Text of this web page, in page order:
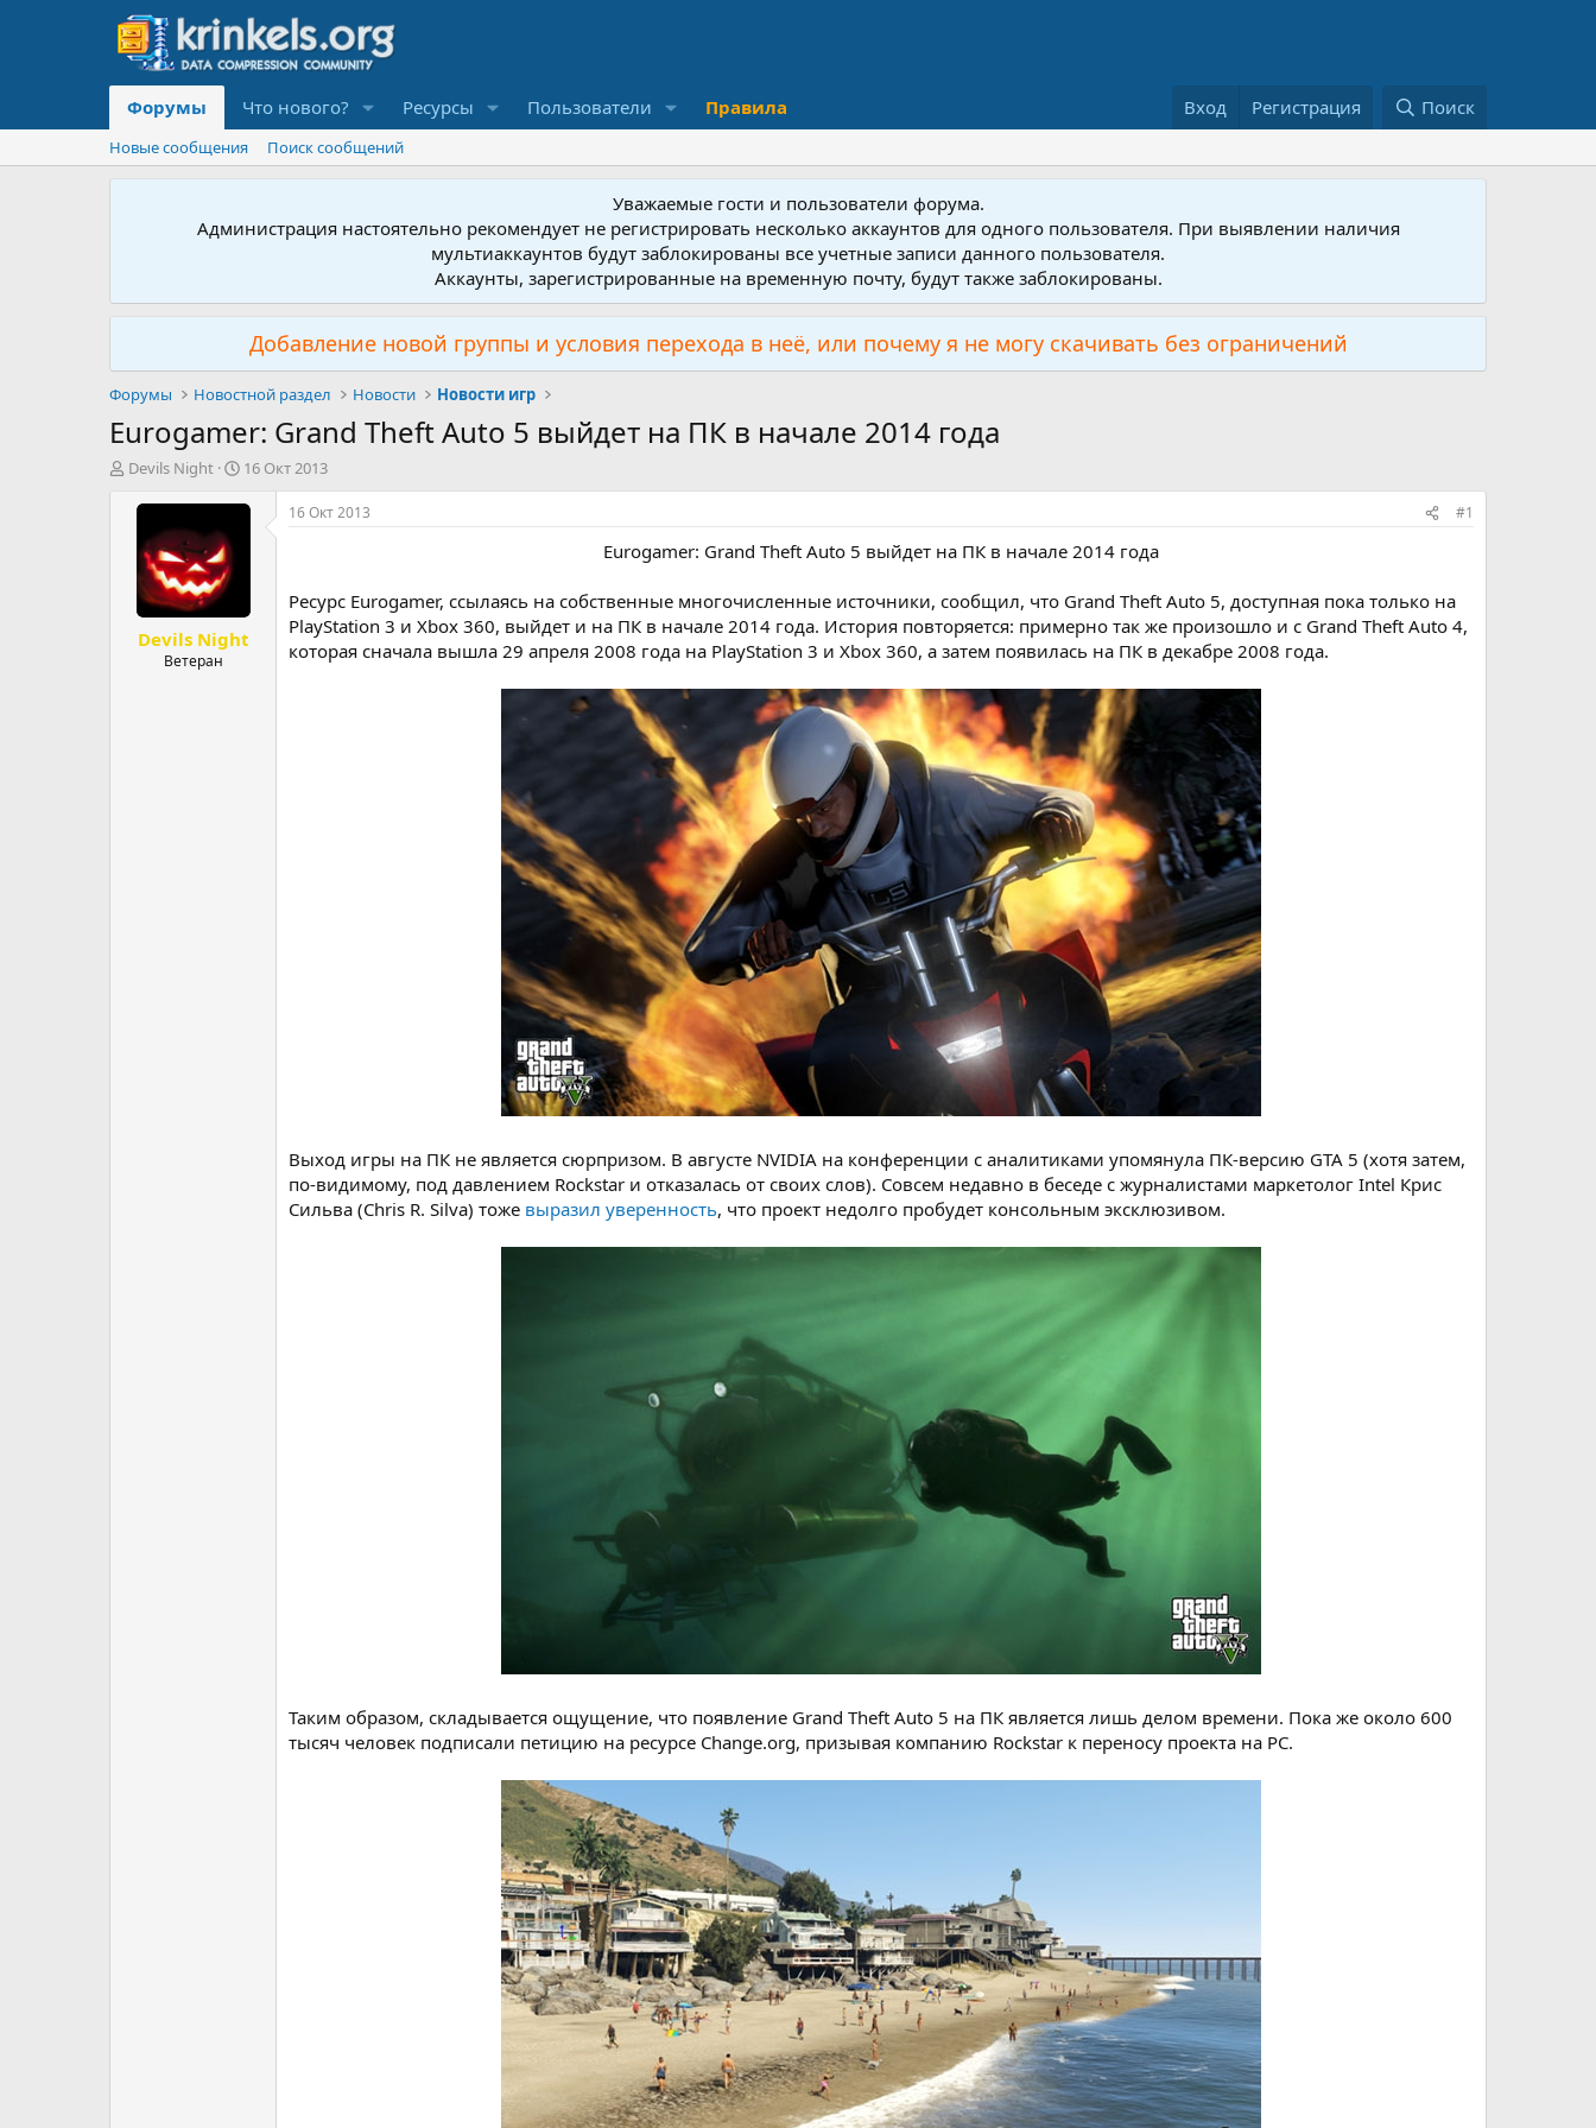
Форумы Что нового? Ресурсы Пользователи Правила Вход Регистрация Поиск
Новые сообщения Поиск сообщений
Уважаемые гости и пользователи форума.
Администрация настоятельно рекомендует не регистрировать несколько аккаунтов для одного пользователя. При выявлении наличия
мультиаккаунтов будут заблокированы все учетные записи данного пользователя.
Аккаунты, зарегистрированные на временную почту, будут также заблокированы.
Добавление новой группы и условия перехода в неё, или почему я не могу скачивать без ограничений
Форумы Новостной раздел Новости Новости игр
Eurogamer: Grand Theft Auto 5 выйдет на ПК в начале 2014 года
А
м
Devils Night
Д
т
а
л
16 Окт 2013
Devils Night
Ветеран
16 Окт 2013 #1
Eurogamer: Grand Theft Auto 5 выйдет на ПК в начале 2014 года
Ресурс Eurogamer, ссылаясь на собственные многочисленные источники, сообщил, что Grand Theft Auto 5, доступная пока только на
PlayStation 3 и Xbox 360, выйдет и на ПК в начале 2014 года. История повторяется: примерно так же произошло и с Grand Theft Auto 4,
которая сначала вышла 29 апреля 2008 года на PlayStation 3 и Xbox 360, а затем появилась на ПК в декабре 2008 года.
Выход игры на ПК не является сюрпризом. В августе NVIDIA на конференции с аналитиками упомянула ПК-версию GTA 5 (хотя затем,
по-видимому, под давлением Rockstar и отказалась от своих слов). Совсем недавно в беседе с журналистами маркетолог Intel Крис
Сильва (Chris R. Silva) тоже выразил уверенность, что проект недолго пробудет консольным эксклюзивом.
Таким образом, складывается ощущение, что появление Grand Theft Auto 5 на ПК является лишь делом времени. Пока же около 600
тысяч человек подписали петицию на ресурсе Change.org, призывая компанию Rockstar к переносу проекта на PC.